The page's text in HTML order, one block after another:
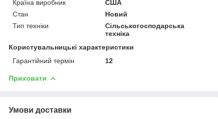
Країна виробник
США
Стан
Новий
Тип техніки
Сільськогосподарська
техніка
Користувальницькі характеристики
Гарантійний термін
12
Приховати
Умови доставки